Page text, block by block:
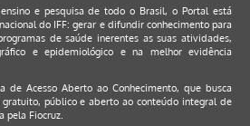
e pesquisa de todo o Brasil, o Portal está
do IFF: gerar e difundir conhecimento para
de saúde inerentes as suas atividades,
e epidemiológico e na melhor evidência
de Acesso Aberto ao Conhecimento, que busca
público e aberto ao conteúdo integral de
pela Fiocruz.